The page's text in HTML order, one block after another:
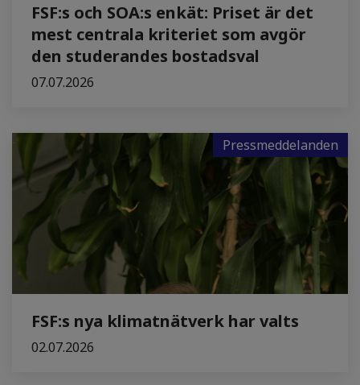
FSF:s och SOA:s enkät: Priset är det
mest centrala kriteriet som avgör
den studerandes bostadsval
07.07.2026
Pressmeddelanden
FSF:s nya klimatnätverk har valts
02.07.2026